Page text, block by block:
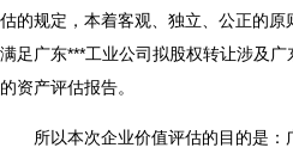
估的规定，本着客观、独立、公正的
满足广东***工业公司拟股权转让涉及
的资产评估报告。
所以本次企业价值评估的目的是